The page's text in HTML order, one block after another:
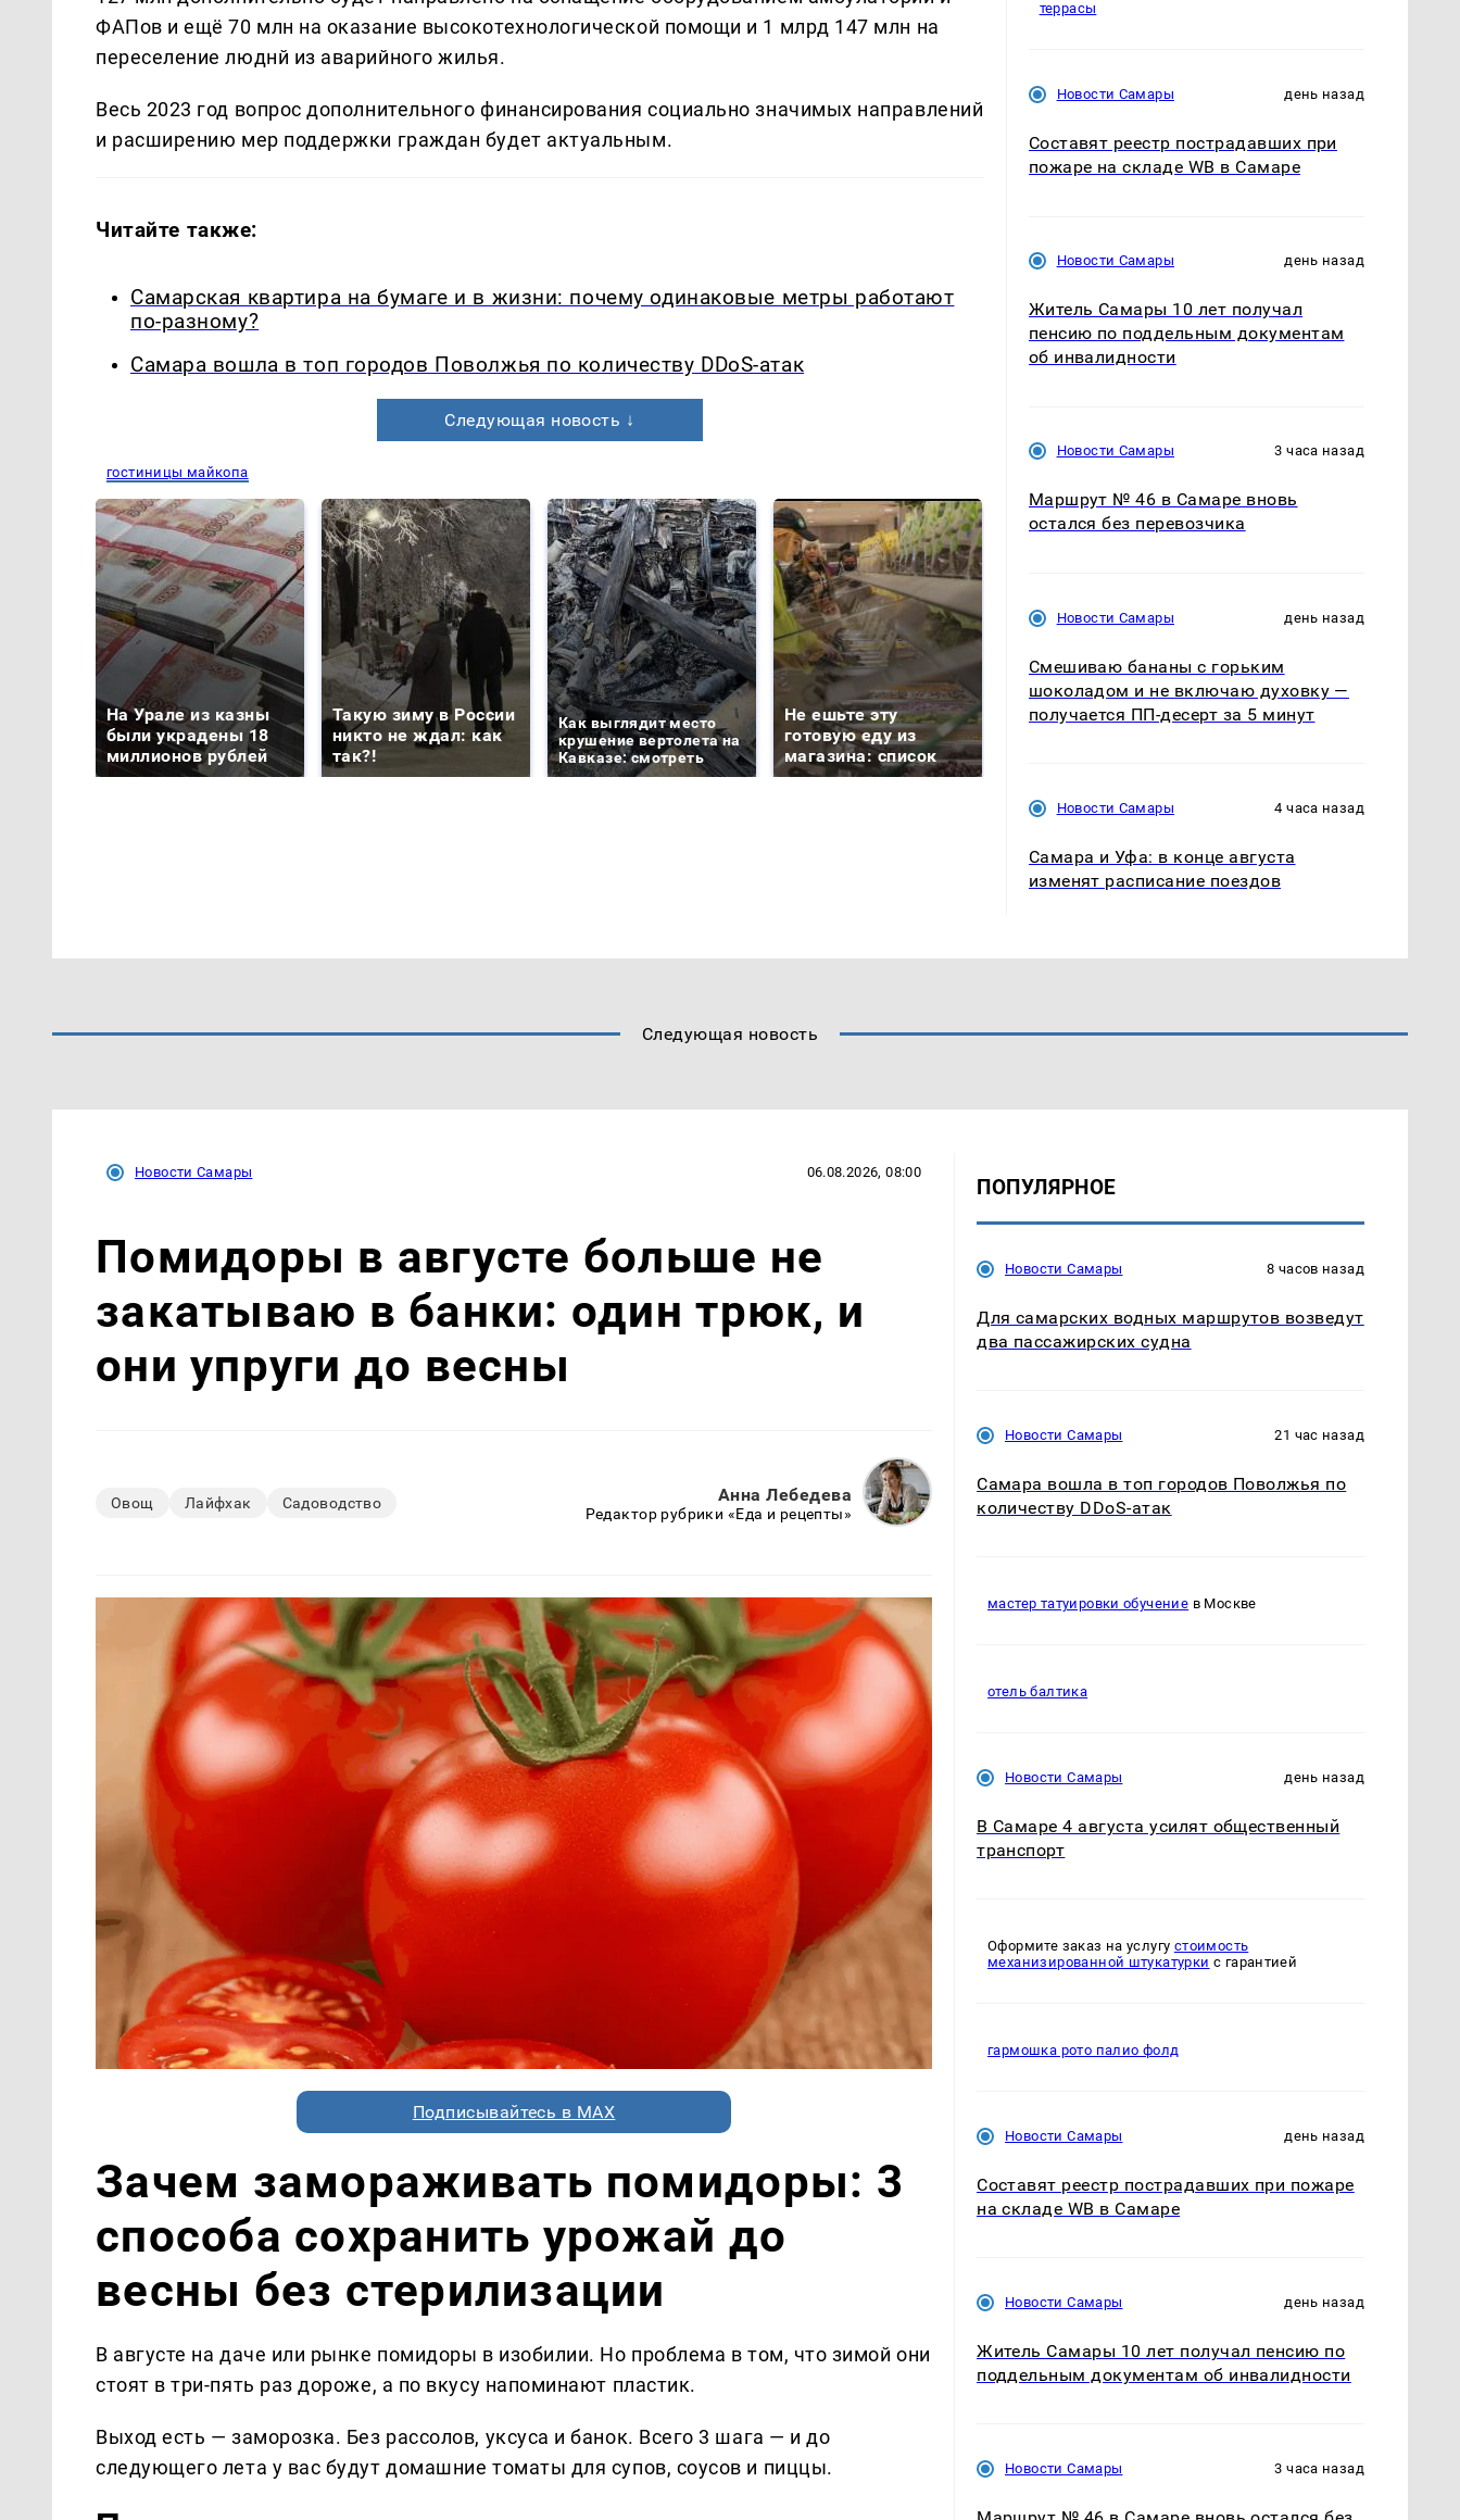
ФАПов и ещё 70 млн на оказание высокотехнологической помощи и 1 млрд 147 млн на
переселение люднй из аварийного жилья.
Весь 2023 год вопрос дополнительного финансирования социально значимых направлений
и расширению мер поддержки граждан будет актуальным.
Читайте также:
Самарская квартира на бумаге и в жизни: почему одинаковые метры работают
по-разному?
Самара вошла в топ городов Поволжья по количеству DDoS-атак
Следующая новость ↓
гостиницы майкопа
На Урале из казны
были украдены 18
миллионов рублей
Такую зиму в России
никто не ждал: как
так?!
Как выглядит место
крушение вертолета на
Кавказе: смотреть
Не ешьте эту
готовую еду из
магазина: список
В ОАЭ произошло
Все новости по
террасы
Новости Самары день назад
Составят реестр пострадавших при
пожаре на складе WB в Самаре
Новости Самары день назад
Житель Самары 10 лет получал
пенсию по поддельным документам
об инвалидности
Новости Самары 3 часа назад
Маршрут № 46 в Самаре вновь
остался без перевозчика
Новости Самары день назад
Смешиваю бананы с горьким
шоколадом и не включаю духовку —
получается ПП-десерт за 5 минут
Новости Самары 4 часа назад
Самара и Уфа: в конце августа
изменят расписание поездов
Следующая новость
Новости Самары 06.08.2026, 08:00
Помидоры в августе больше не
закатываю в банки: один трюк, и
они упруги до весны
Овощ Лайфхак Садоводство Анна Лебедева
Редактор рубрики «Еда и рецепты»
Подписывайтесь в MAX
Зачем замораживать помидоры: 3
способа сохранить урожай до
весны без стерилизации
В августе на даче или рынке помидоры в изобилии. Но проблема в том, что зимой они
стоят в три-пять раз дороже, а по вкусу напоминают пластик.
Выход есть — заморозка. Без рассолов, уксуса и банок. Всего 3 шага — и до
следующего лета у вас будут домашние томаты для супов, соусов и пиццы.
ПОПУЛЯРНОЕ
Новости Самары 8 часов назад
Для самарских водных маршрутов возведут
два пассажирских судна
Новости Самары 21 час назад
Самара вошла в топ городов Поволжья по
количеству DDoS-атак
мастер татуировки обучение в Москве
отель балтика
Новости Самары день назад
В Самаре 4 августа усилят общественный
транспорт
Оформите заказ на услугу стоимость
механизированной штукатурки с гарантией
гармошка рото палио фолд
Новости Самары день назад
Составят реестр пострадавших при пожаре
на складе WB в Самаре
Новости Самары день назад
Житель Самары 10 лет получал пенсию по
поддельным документам об инвалидности
Новости Самары 3 часа назад